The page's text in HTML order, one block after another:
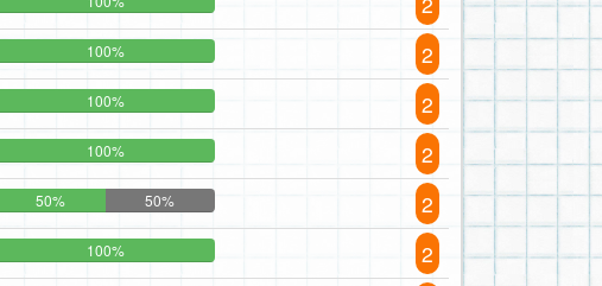
100% 2
100% 2
100% 2
50% 50% 2
100% 2